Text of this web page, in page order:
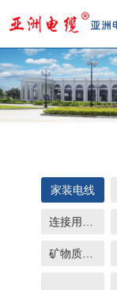
家装电线
连接用电线
矿物质电缆